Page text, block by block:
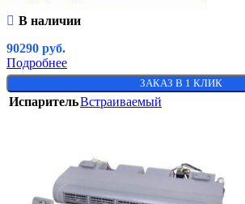
В наличии
90290 руб.
Подробнее
ЗАКАЗ В 1 КЛИК
ИспарительВстраиваемый